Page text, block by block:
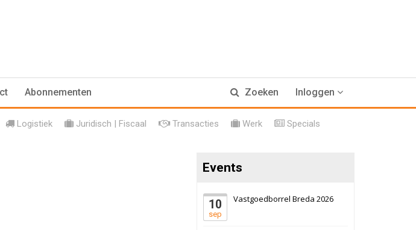
Abonnementen Zoeken Inloggen
Logistiek Juridisch | Fiscaal Transacties Werk Specials
Events
10
sep
Vastgoedborrel Breda 2026
17 september 2026
Voormalig
politiebureau